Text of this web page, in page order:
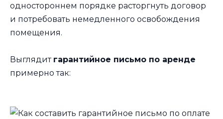
одностороннем порядке расторгнуть договор
и потребовать немедленного освобождения
помещения.
Выглядит гарантийное письмо по аренде
примерно так: